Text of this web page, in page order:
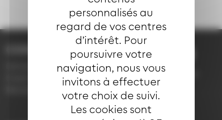
personnalisés au
regard de vos centres
d’intérêt. Pour
poursuivre votre
navigation, nous vous
invitons à effectuer
votre choix de suivi.
Les cookies sont
Demande d'information
03 89 66 77 77
du lundi au vendredi de
7h30 à 18h00 (en
période scolaire)